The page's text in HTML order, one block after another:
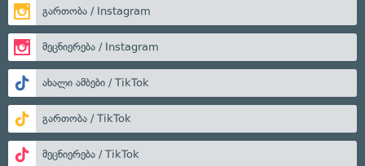
გართობა / Instagram
მეცნიერება / Instagram
ახალი ამბები / TikTok
გართობა / TikTok
მეცნიერება / TikTok